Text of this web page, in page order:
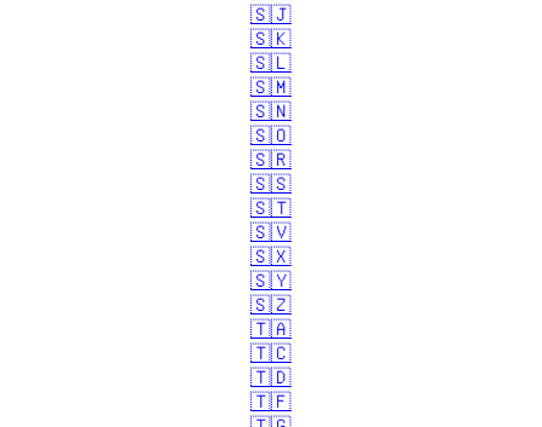
🇸🇯
🇸🇰
🇸🇱
🇸🇲
🇸🇳
🇸🇴
🇸🇷
🇸🇸
🇸🇹
🇸🇻
🇸🇽
🇸🇾
🇸🇿
🇹🇦
🇹🇨
🇹🇩
🇹🇫